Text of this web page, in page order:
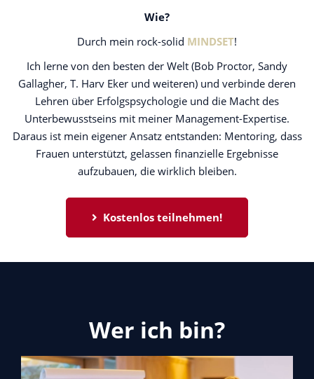
Wie?
Durch mein rock-solid MINDSET!
Ich lerne von den besten der Welt (Bob Proctor, Sandy
Gallagher, T. Harv Eker und weiteren) und verbinde deren
Lehren über Erfolgspsychologie und die Macht des
Unterbewusstseins mit meiner Management-Expertise.
Daraus ist mein eigener Ansatz entstanden: Mentoring, dass
Frauen unterstützt, gelassen finanzielle Ergebnisse
aufzubauen, die wirklich bleiben.
Kostenlos teilnehmen!
Wer ich bin?